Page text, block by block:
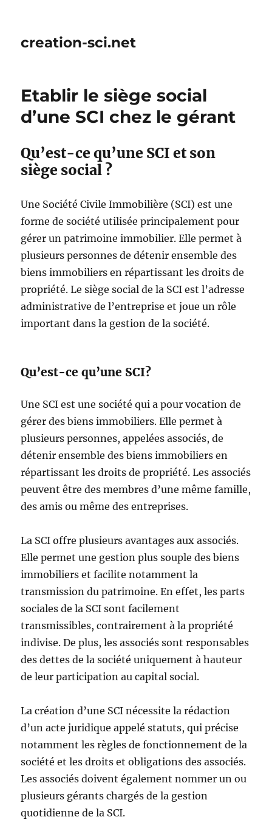
creation-sci.net
Etablir le siège social
d’une SCI chez le gérant
Qu’est-ce qu’une SCI et son
siège social ?
Une Société Civile Immobilière (SCI) est une
forme de société utilisée principalement pour
gérer un patrimoine immobilier. Elle permet à
plusieurs personnes de détenir ensemble des
biens immobiliers en répartissant les droits de
propriété. Le siège social de la SCI est l’adresse
administrative de l’entreprise et joue un rôle
important dans la gestion de la société.
Qu’est-ce qu’une SCI?
Une SCI est une société qui a pour vocation de
gérer des biens immobiliers. Elle permet à
plusieurs personnes, appelées associés, de
détenir ensemble des biens immobiliers en
répartissant les droits de propriété. Les associés
peuvent être des membres d’une même famille,
des amis ou même des entreprises.
La SCI offre plusieurs avantages aux associés.
Elle permet une gestion plus souple des biens
immobiliers et facilite notamment la
transmission du patrimoine. En effet, les parts
sociales de la SCI sont facilement
transmissibles, contrairement à la propriété
indivise. De plus, les associés sont responsables
des dettes de la société uniquement à hauteur
de leur participation au capital social.
La création d’une SCI nécessite la rédaction
d’un acte juridique appelé statuts, qui précise
notamment les règles de fonctionnement de la
société et les droits et obligations des associés.
Les associés doivent également nommer un ou
plusieurs gérants chargés de la gestion
quotidienne de la SCI.